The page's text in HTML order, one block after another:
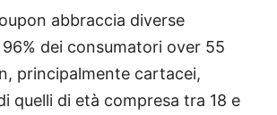
abbraccia diverse
dei consumatori over 55
principalmente cartacei,
quelli di età compresa tra 18 e